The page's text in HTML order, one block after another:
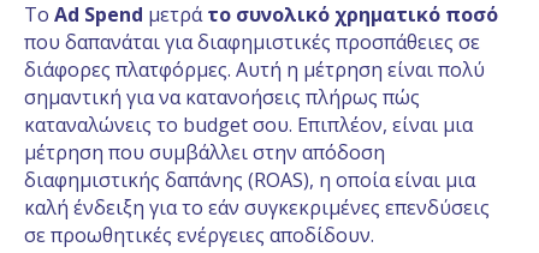
Το Ad Spend μετράτο συνολικό χρηματικό ποσό
που δαπανάται για διαφημιστικές προσπάθειες σε
διάφορες πλατφόρμες. Αυτή η μέτρηση είναι πολύ
σημαντική για να κατανοήσεις πλήρως πώς
καταναλώνεις το budget σου. Επιπλέον, είναι μια
μέτρηση που συμβάλλει στην απόδοση
διαφημιστικής δαπάνης (ROAS), η οποία είναι μια
καλή ένδειξη για το εάν συγκεκριμένες επενδύσεις
σε προωθητικές ενέργειες αποδίδουν.